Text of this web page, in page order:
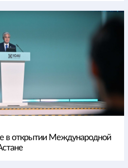
в открытии Международной